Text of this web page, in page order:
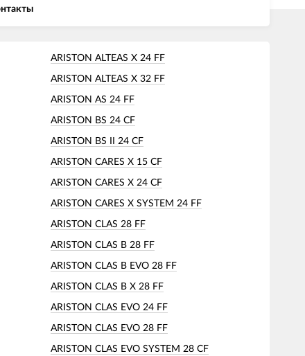
ARISTON ALTEAS X 24 FF
ARISTON ALTEAS X 32 FF
ARISTON AS 24 FF
ARISTON BS 24 CF
ARISTON BS II 24 CF
ARISTON CARES X 15 CF
ARISTON CARES X 24 CF
ARISTON CARES X SYSTEM 24 FF
ARISTON CLAS 28 FF
ARISTON CLAS B 28 FF
ARISTON CLAS B EVO 28 FF
ARISTON CLAS B X 28 FF
ARISTON CLAS EVO 24 FF
ARISTON CLAS EVO 28 FF
ARISTON CLAS EVO SYSTEM 28 CF